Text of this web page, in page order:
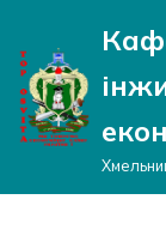
Перейти
до
вмісту